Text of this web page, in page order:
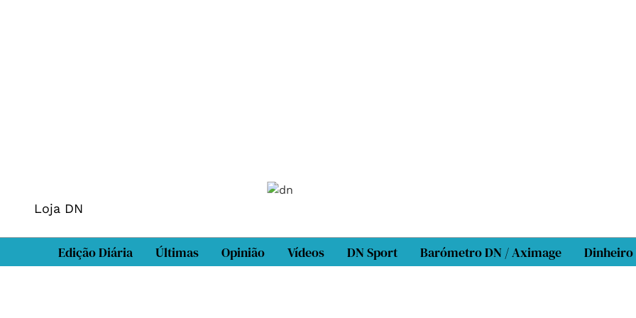
Loja DN
Edição Diária Últimas Opinião Vídeos DN Sport Barómetro DN / Aximage Dinheiro